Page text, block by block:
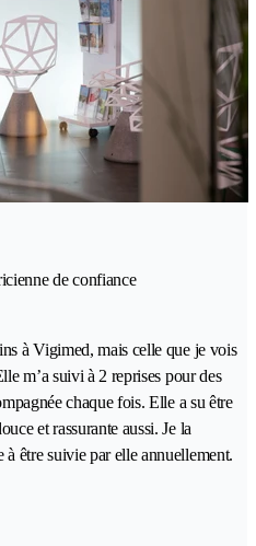
de confiance
à Vigimed, mais celle que je vois
m’a suivi à 2 reprises pour des
chaque fois. Elle a su être
et rassurante aussi. Je la
être suivie par elle annuellement.